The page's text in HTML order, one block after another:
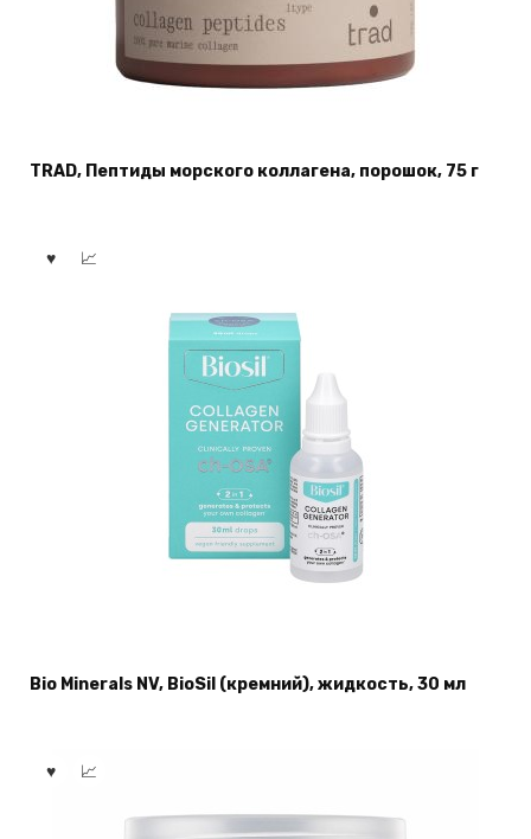
TRAD, Пептиды морского коллагена, порошок, 75 г
Bio Minerals NV, BioSil (кремний), жидкость, 30 мл